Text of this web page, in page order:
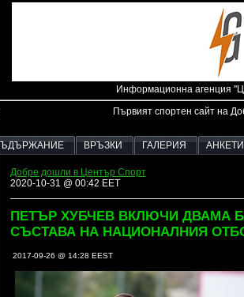
Информационна агенция
Първият спортен сайт на
ВРЪЗКИ ГАЛЕРИЯ АНКЕТИ
Добре дошли в Център Спорт
2020-10-31 @ 00:42 EET
ПЕТЪР ХУБЧЕВ ВКЛЮЧИ ДВАМА
СЪСТАВА НА НАЦИОНАЛНИЯ
2017-09-26 @ 14:28 EEST